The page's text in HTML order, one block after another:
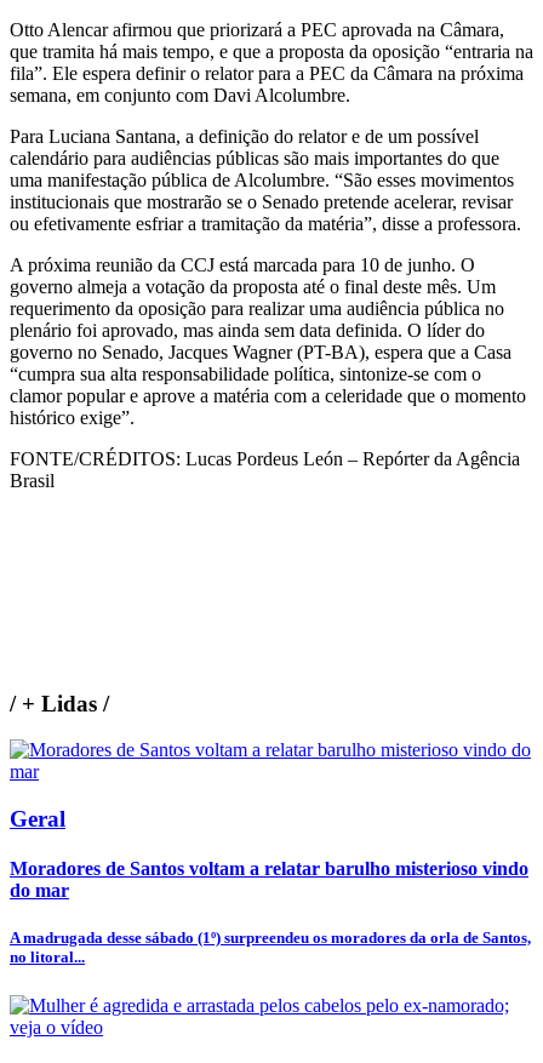
Otto Alencar afirmou que priorizará a PEC aprovada na Câmara,
que tramita há mais tempo, e que a proposta da oposição “entraria na
fila”. Ele espera definir o relator para a PEC da Câmara na próxima
semana, em conjunto com Davi Alcolumbre.
Para Luciana Santana, a definição do relator e de um possível
calendário para audiências públicas são mais importantes do que
uma manifestação pública de Alcolumbre. “São esses movimentos
institucionais que mostrarão se o Senado pretende acelerar, revisar
ou efetivamente esfriar a tramitação da matéria”, disse a professora.
A próxima reunião da CCJ está marcada para 10 de junho. O
governo almeja a votação da proposta até o final deste mês. Um
requerimento da oposição para realizar uma audiência pública no
plenário foi aprovado, mas ainda sem data definida. O líder do
governo no Senado, Jacques Wagner (PT-BA), espera que a Casa
“cumpra sua alta responsabilidade política, sintonize-se com o
clamor popular e aprove a matéria com a celeridade que o momento
histórico exige”.
FONTE/CRÉDITOS: Lucas Pordeus León – Repórter da Agência
Brasil
/+ Lidas /
Geral
Moradores de Santos voltam a relatar barulho misterioso vindo
do mar
A madrugada desse sábado (1º) surpreendeu os moradores da orla de Santos,
no litoral...